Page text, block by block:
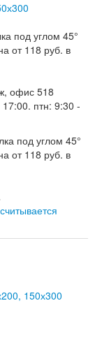
офис 518
птн: 9:30 -
150х300